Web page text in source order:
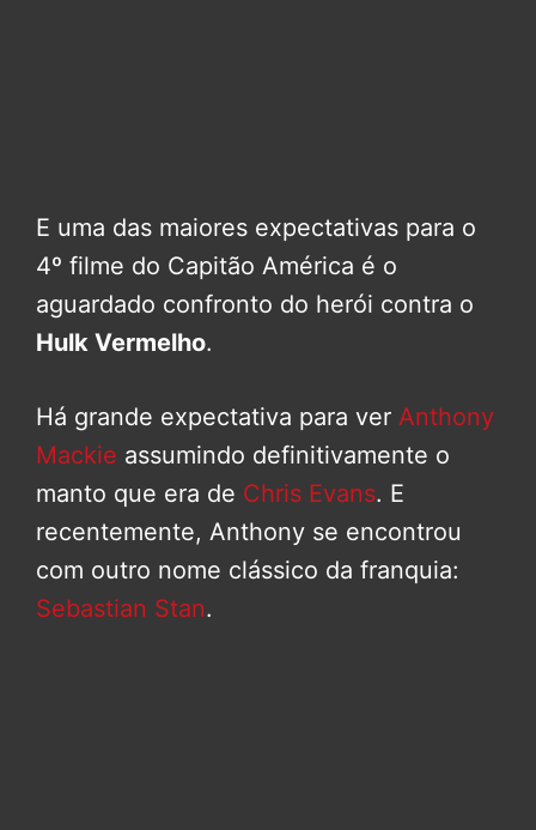
E uma das maiores expectativas para o
4º filme do Capitão América é o
aguardado confronto do herói contra o
Hulk Vermelho.
Há grande expectativa para ver Anthony
Mackie assumindo definitivamente o
manto que era de Chris Evans. E
recentemente, Anthony se encontrou
com outro nome clássico da franquia:
Sebastian Stan.